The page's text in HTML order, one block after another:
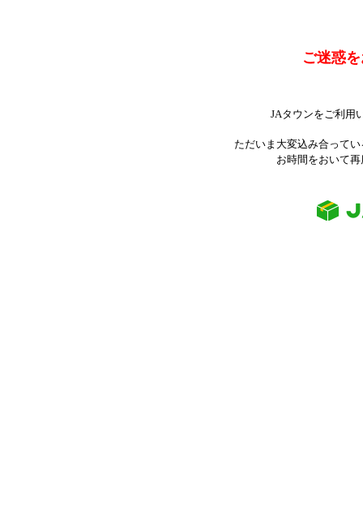
ご迷惑
JAタウンをご利用
ただいま大変込み合って
お時間をおいて